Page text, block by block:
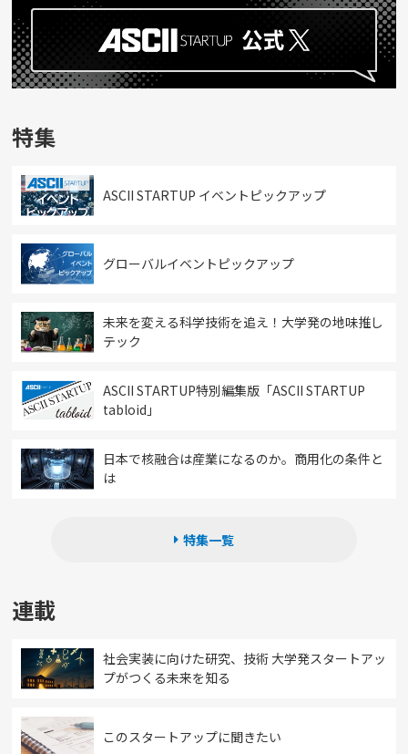
特集
ASCII STARTUP イベントピックアップ
グローバルイベントピックアップ
未来を変える科学技術を追え！大学発の地味推し
テック
ASCII STARTUP特別編集版「ASCII STARTUP
tabloid」
日本で核融合は産業になるのか。商用化の条件と
は
特集一覧
連載
社会実装に向けた研究、技術 大学発スタートアッ
プがつくる未来を知る
このスタートアップに聞きたい